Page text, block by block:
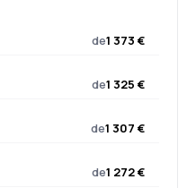
de1 373 €
de1 325 €
de1 307 €
de1 272 €